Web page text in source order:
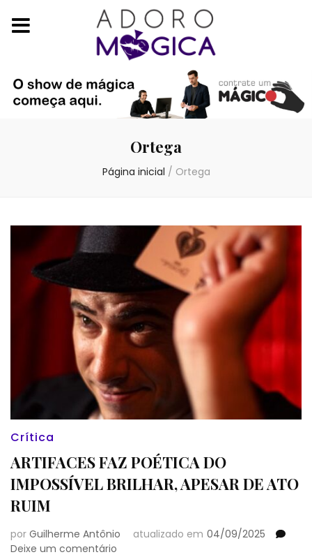
Ortega
Página inicial / Ortega
Crítica
ARTIFACES FAZ POÉTICA DO
IMPOSSÍVEL BRILHAR, APESAR DE ATO
RUIM
por Guilherme Antônio atualizado em 04/09/2025
Deixe um comentário